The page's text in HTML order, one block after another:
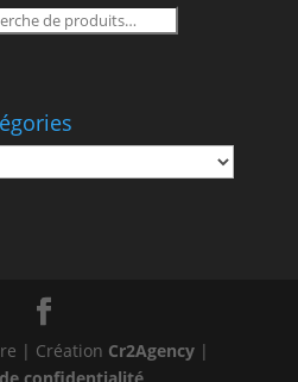
| Création Cr2Agency |
confidentialité